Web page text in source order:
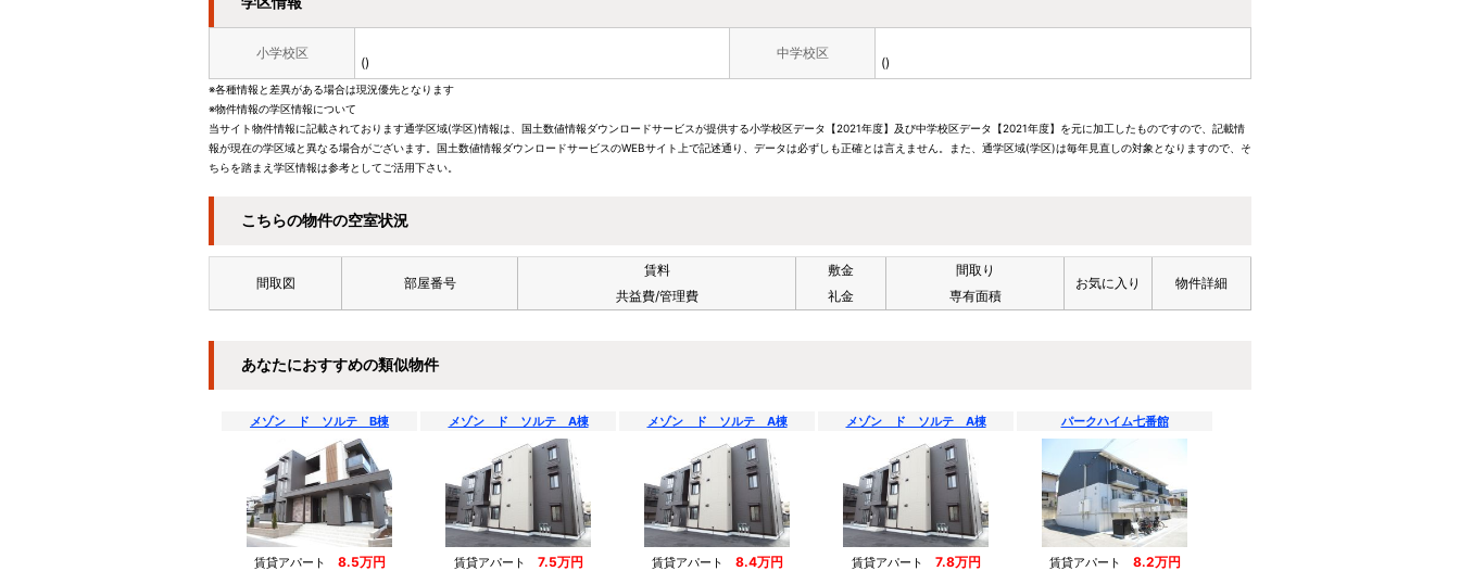
小学校区
()
中学校区
()
※各種情報と差異がある場合は現況優先となります
※物件情報の学区情報について
当サイト物件情報に記載されております通学区域(学区)情報は、国土数値情報ダウンロードサービスが提供する小学校区データ【2021年度】及び中学校区データ【2021年度】を元に加工したものですので、記載情
報が現在の学区域と異なる場合がございます。国土数値情報ダウンロードサービスのWEBサイト上で記述通り、データは必ずしも正確とは言えません。また、通学区域(学区)は毎年見直しの対象となりますので、そ
ちらを踏まえ学区情報は参考としてご活用下さい。
こちらの物件の空室状況
間取図 部屋番号
賃料
共益費/管理費
敷金
礼金
間取り
専有面積
お気に入り 物件詳細
あなたにおすすめの類似物件
メゾン ド ソルテ B棟
賃貸アパート 8.5万円
メゾン ド ソルテ A棟
賃貸アパート 7.5万円
メゾン ド ソルテ A棟
賃貸アパート 8.4万円
メゾン ド ソルテ A棟
賃貸アパート 7.8万円
パークハイム七番館
賃貸アパート 8.2万円